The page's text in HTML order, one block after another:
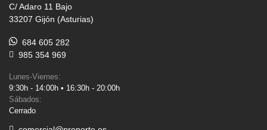
C/ Adaro 11 Bajo
33207 Gijón (Asturias)
684 605 282
985 354 969
Lunes-Viernes:
9:30h - 14:00h • 16:30h - 20:00h
Sábados:
Cerrado